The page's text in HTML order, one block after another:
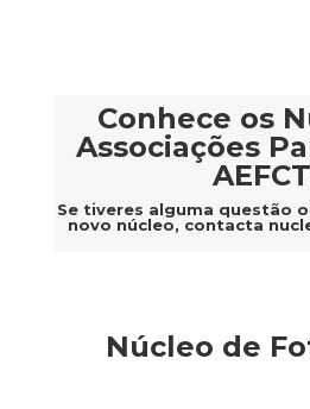
Conhece os
Associações
Se tiveres alguma questão
novo núcleo, contacta
Núcleo de